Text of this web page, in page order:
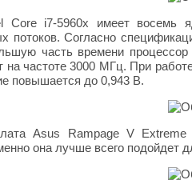
Core i7-5960x имеет восемь
потоков. Согласно
часть времени
на частоте 3000 МГц. При
повышается до 0,943 В.
Asus Rampage V
она лучше всего подойдет